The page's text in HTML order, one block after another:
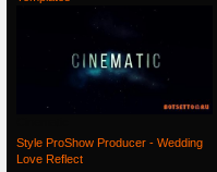
Style ProShow Producer - Wedding
Love Reflect